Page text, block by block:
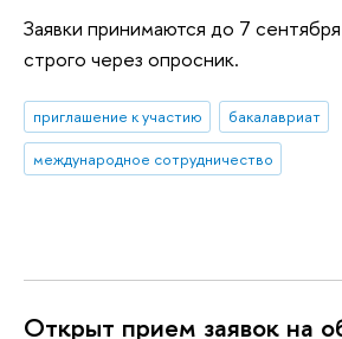
Заявки принимаются до 7
строго через опросник.
приглашение к участию
бакалавриат
международное сотрудничество
Открыт прием заявок на